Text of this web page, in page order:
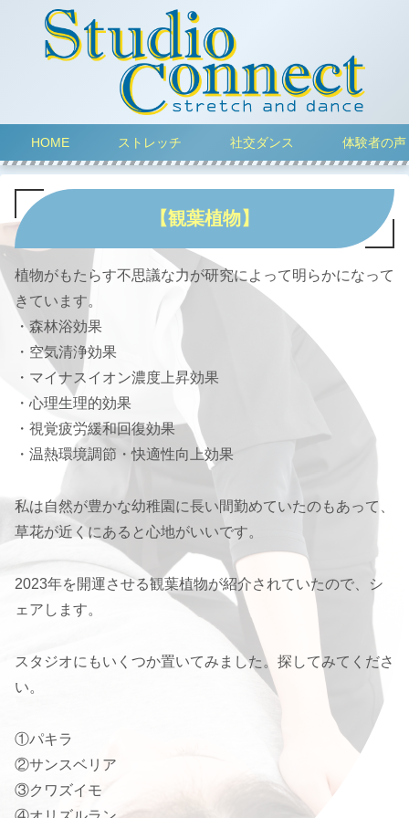
HOME ストレッチ 社交ダンス 体験者の声
【観葉植物】
植物がもたらす不思議な力が研究によって明らかになって
きています。
・森林浴効果
・空気清浄効果
・マイナスイオン濃度上昇効果
・心理生理的効果
・視覚疲労緩和回復効果
・温熱環境調節・快適性向上効果
私は自然が豊かな幼稚園に長い間勤めていたのもあって、
草花が近くにあると心地がいいです。
2023年を開運させる観葉植物が紹介されていたので、シ
ェアします。
スタジオにもいくつか置いてみました。探してみてくださ
い。
①パキラ
②サンスベリア
③クワズイモ